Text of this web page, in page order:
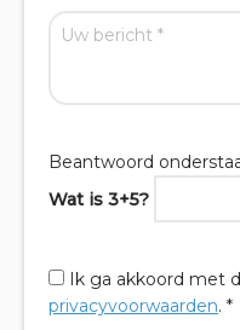
Beantwoord
Wat is 3+5?
Ik ga akkoord met
privacyvoorwaarden. *